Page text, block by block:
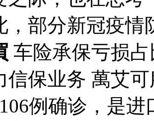
，部分新冠疫
车险承保亏损
信保业务 萬艾
例确诊，是